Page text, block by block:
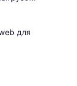
для